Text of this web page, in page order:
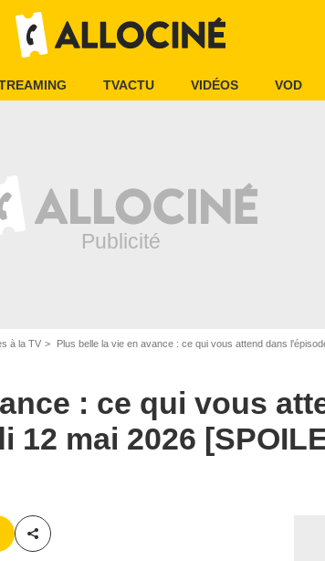
TVACTU VIDÉOS VOD
à la TV Plus belle la vie en avance : ce qui vous attend dans
: ce qui vous
12 mai 2026
Partager cet article